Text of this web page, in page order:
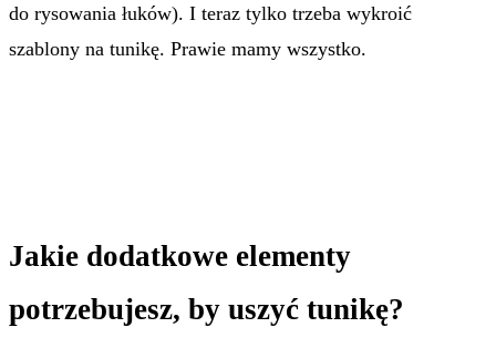
do rysowania łuków). I teraz tylko trzeba wykroić
szablony na tunikę. Prawie mamy wszystko.
Jakie dodatkowe elementy
potrzebujesz, by uszyć tunikę?